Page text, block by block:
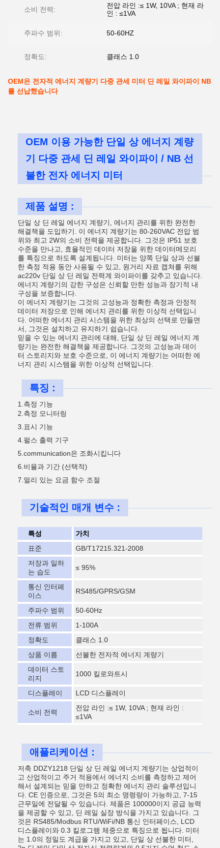
소비 전력:
전압 라인 :≤ 1W, 10VA ; 현재 라
인 : ≤1VA
주파수 범위: 50-60HZ
정확도: 클래스 1.0
OEM은 전자적 에너지 계량기 다중 관세 미터 딘 레일 와이파이 NB
를 선납했습니다
OEM 이용 가능한 단일 상 에너지 계량
기 다중 관세 딘 레일 와이파이 / NB 선
불한 전자 에너지 미터
제품 설명 :
단일 상 딘 레일 에너지 계량기, 에너지 관리를 위한 완전한
해결책을 도입하기. 이 에너지 계량기는 80-260VAC 전압 범
위와 최고 2W의 소비 전력을 제공합니다. 그것은 IP51 보호
수준을 만나고, 효율적인 데이터 저장을 위한 데이터메모리
를 특징으로 하도록 설계됩니다. 미터는 양쪽 단일 상과 선불
한 측정 적용 동안 사용될 수 있고, 원거리 자료 캡쳐를 위해
ac220v 단일 상 딘 레일 전력계 와이파이를 갖추고 있습니다.
에너지 계량기의 강한 구성은 신뢰할 만한 성능과 장기적 내
구성을 보증합니다.
이 에너지 계량기는 그것의 고성능과 정확한 측정과 안정적
데이터 저장으로 인해 에너지 관리를 위한 이상적 선택입니
다. 어떠한 에너지 관리 시스템을 위한 최상의 선택로 만들면
서, 그것은 설치하고 유지하기 쉽습니다.
믿을 수 있는 에너지 관리에 대해, 단일 상 딘 레일 에너지 계
량기는 완전한 해결책을 제공합니다. 그것의 고성능과 데이
터 스토리지와 보호 수준으로, 이 에너지 계량기는 어떠한 에
너지 관리 시스템을 위한 이상적 선택입니다.
특징 :
1.측정 기능
2.측정 모니터링
3. 표시 기능
4. 펄스 출력 기구
5.communication은 조화시킵니다
6. 비율과 기간 (선택적)
7. 멀리 있는 요금 함수 조절
기술적인 매개 변수 :
특성
가치
표준
GB/T17215.321-2008
저장과 일하
는 습도
≤ 95%
통신 인터페
이스
RS485/GPRS/GSM
주파수 범위
50-60Hz
전류 범위
1-100A
정확도
클래스 1.0
상품 이름
선불한 전자적 에너지 계량기
데이터 스토
리지
1000 킬로와트시
디스플레이 LCD 디스플레이
소비 전력
전압 라인 :≤ 1W, 10VA ; 현재 라인 :
≤1VA
애플리케이션 :
저축 DDZY1218 단일 상 딘 레일 에너지 계량기는 상업적이
고 산업적이고 주거 적용에서 에너지 소비를 측정하고 제어
해서 설계되는 믿을 만하고 정확한 에너지 관리 솔루션입니
다. CE 인증으로, 그것은 5의 최소 명령량이 가능하고, 7-15
근무일에 전달될 수 있습니다. 제품은 100000이지 공급 능력
을 제공할 수 있고, 딘 레일 실장 방식을 가지고 있습니다. 그
것은 RS485/Modbus RTU/WiFi/NB 통신 인터페이스, LCD
디스플레이와 0.3 킬로그램 체중으로 특징으로 됩니다. 미터
는 1.0의 정밀도 계급을 가지고 있고, 단일 상 선불한 미터,